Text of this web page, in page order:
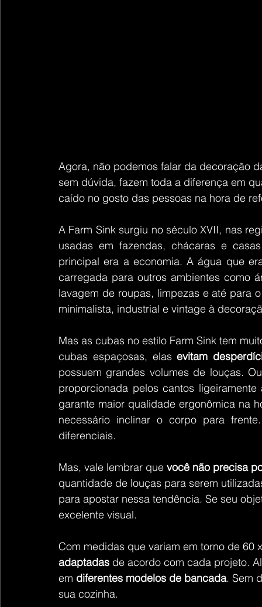
Agora, não podemos falar da decoração
sem dúvida, fazem toda a diferença em
caído no gosto das pessoas na hora de
A Farm Sink surgiu no século XVII, nas
usadas em fazendas, chácaras e
principal era a economia. A água que
carregada para outros ambientes como
lavagem de roupas, limpezas e até para
minimalista, industrial e vintage à
Mas as cubas no estilo Farm Sink tem
cubas espaçosas, elas evitam
possuem grandes volumes de louças.
proporcionada pelos cantos
garante maior qualidade ergonômica na
necessário inclinar o corpo para
diferenciais.
Mas, vale lembrar que você não precisa
quantidade de louças para serem
para apostar nessa tendência. Se seu
excelente visual.
Com medidas que variam em torno de 60
adaptadas de acordo com cada projeto.
em diferentes modelos de bancada. Sem
sua cozinha.